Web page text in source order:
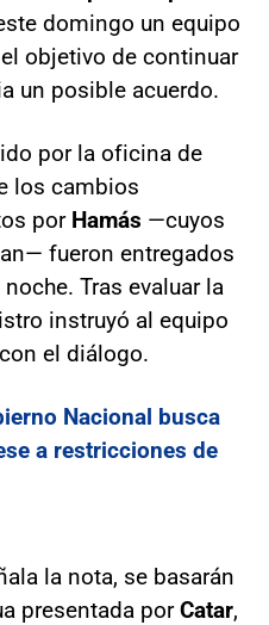
domingo un equipo
objetivo de continuar
un posible acuerdo.
por la oficina de
los cambios
por Hamás —cuyos
fueron entregados
Tras evaluar la
instruyó al equipo
el diálogo.
Nacional busca
a restricciones de
la nota, se basarán
presentada porCatar,